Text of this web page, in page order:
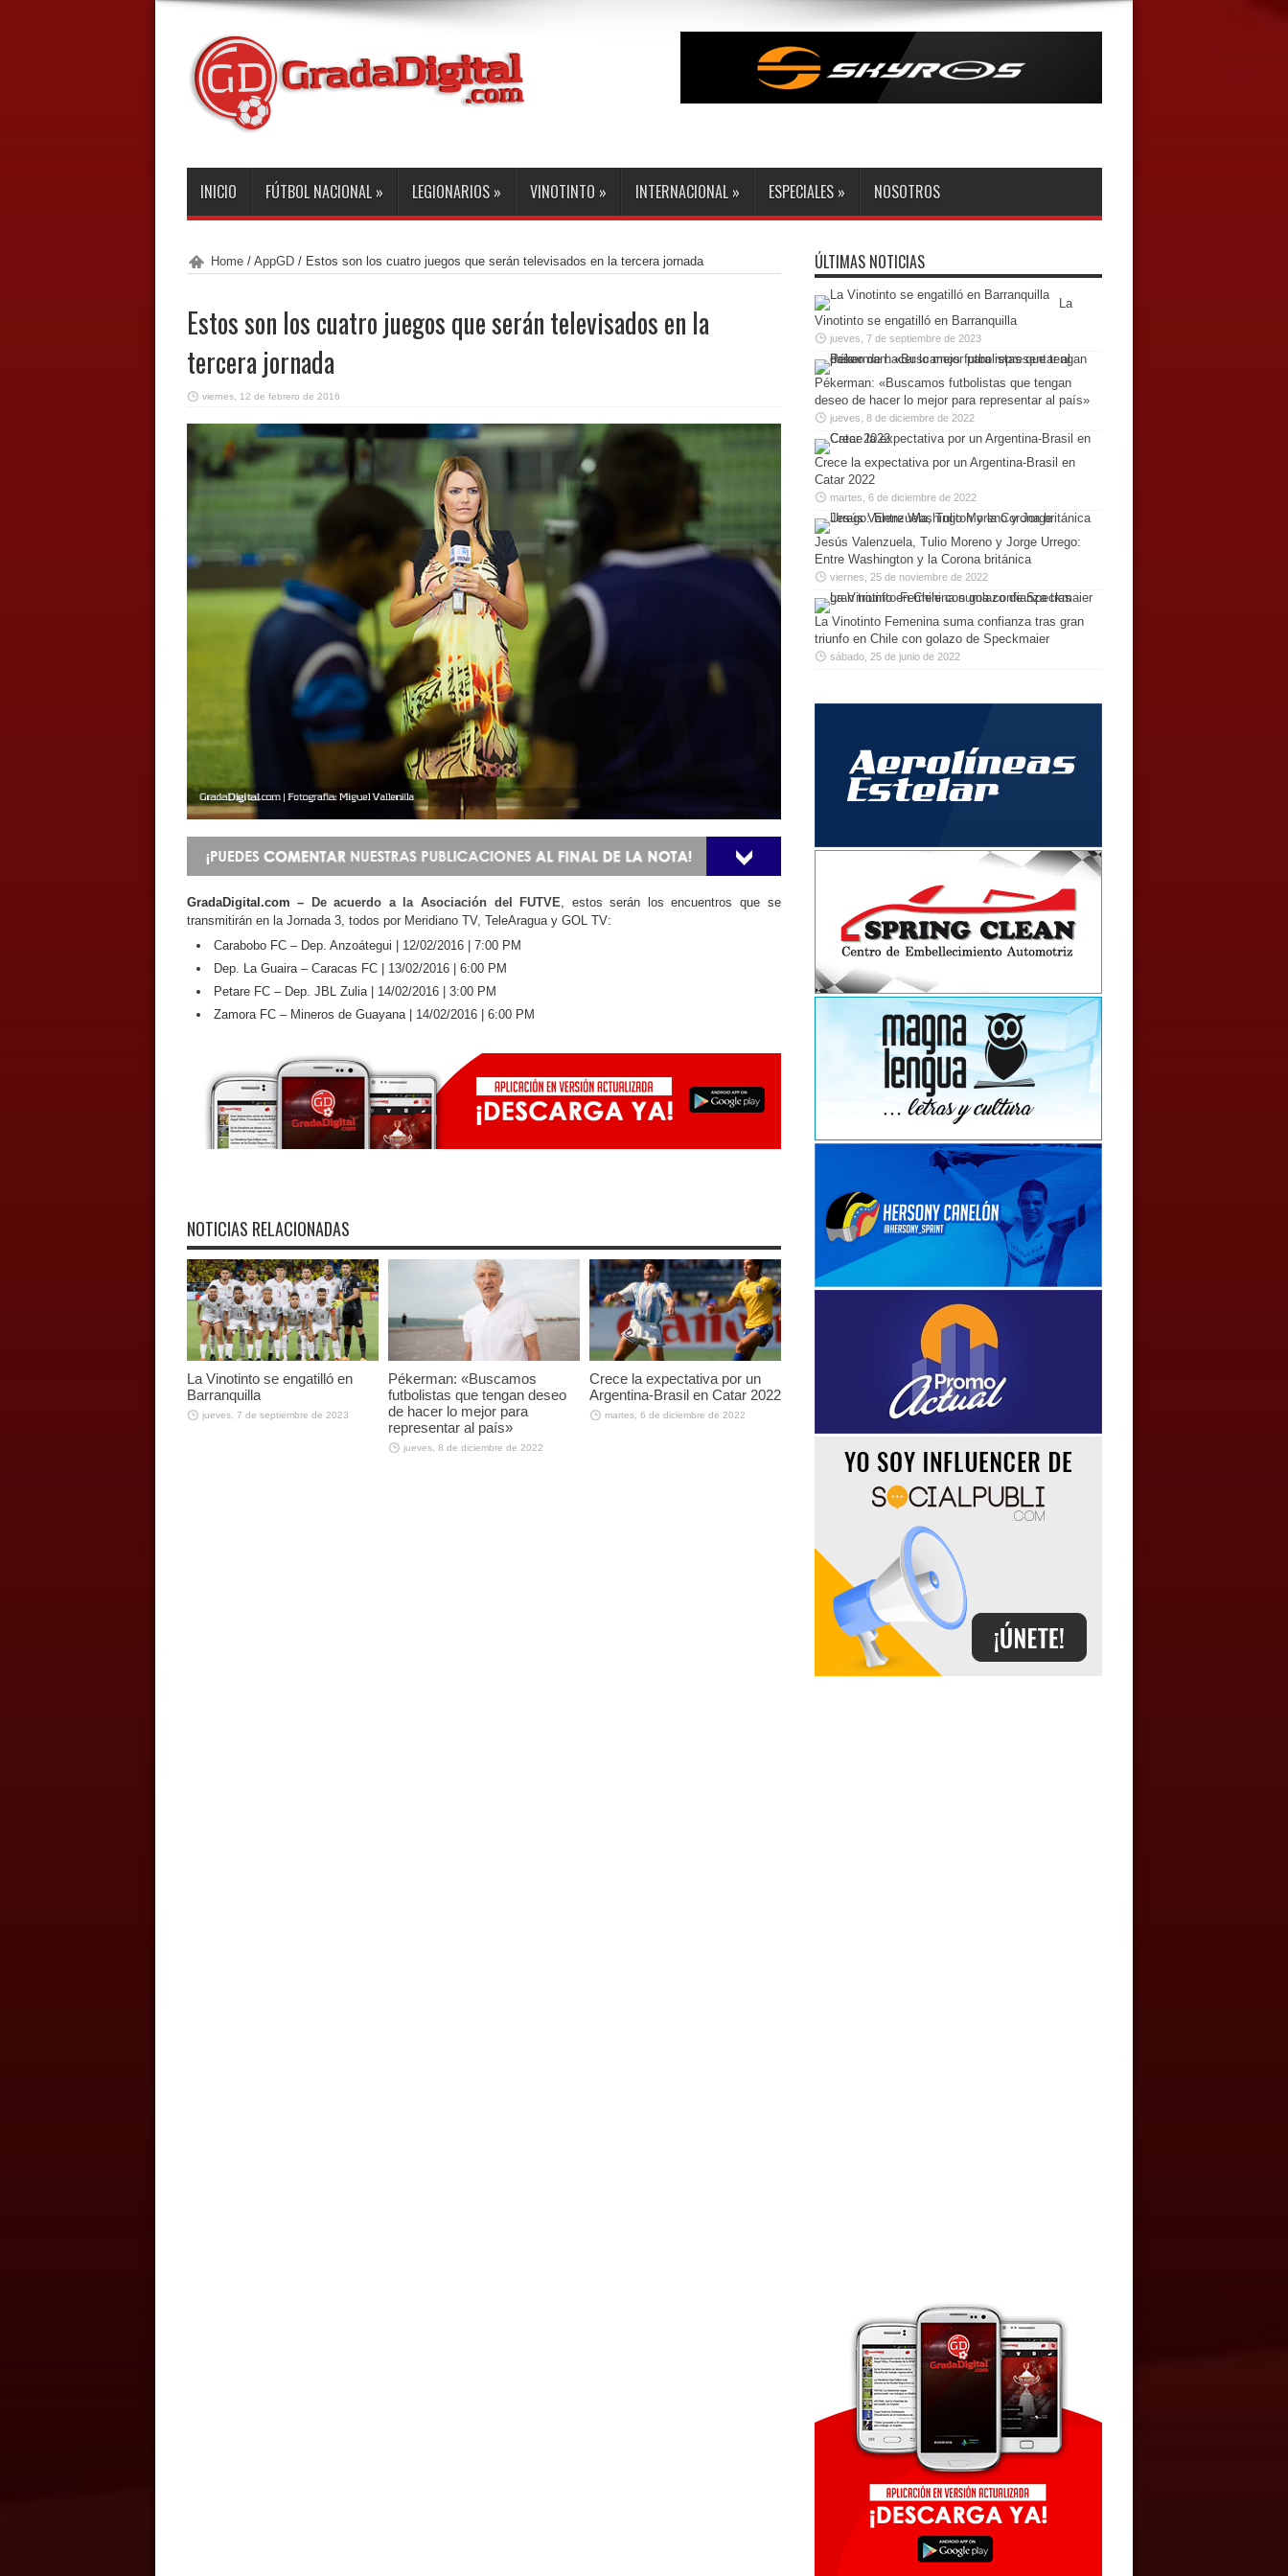
INICIO FÚTBOL NACIONAL » LEGIONARIOS » VINOTINTO » INTERNACIONAL » ESPECIALES » NOSOTROS
Home/ AppGD/ Estos son los cuatro juegos que serán televisados en la tercera jornada
Estos son los cuatro juegos que serán televisados en la
tercera jornada
viernes, 12 de febrero de 2016
GradaDigital.com – De acuerdo a la Asociación del FUTVE, estos serán los encuentros que se
transmitirán en la Jornada 3, todos por Meridiano TV, TeleAragua y GOL TV:
Carabobo FC – Dep. Anzoátegui | 12/02/2016 | 7:00 PM
Dep. La Guaira – Caracas FC | 13/02/2016 | 6:00 PM
Petare FC – Dep. JBL Zulia | 14/02/2016 | 3:00 PM
Zamora FC – Mineros de Guayana | 14/02/2016 | 6:00 PM
NOTICIAS RELACIONADAS
La Vinotinto se engatilló en
Barranquilla
jueves, 7 de septiembre de 2023
Pékerman: «Buscamos
futbolistas que tengan deseo
de hacer lo mejor para
representar al país»
jueves, 8 de diciembre de 2022
Crece la expectativa por un
Argentina-Brasil en Catar 2022
martes, 6 de diciembre de 2022
ÚLTIMAS NOTICIAS
La
Vinotinto se engatilló en Barranquilla
jueves, 7 de septiembre de 2023
Pékerman: «Buscamos futbolistas que tengan
deseo de hacer lo mejor para representar al país»
jueves, 8 de diciembre de 2022
Crece la expectativa por un Argentina-Brasil en
Catar 2022
martes, 6 de diciembre de 2022
Jesús Valenzuela, Tulio Moreno y Jorge Urrego:
Entre Washington y la Corona británica
viernes, 25 de noviembre de 2022
La Vinotinto Femenina suma confianza tras gran
triunfo en Chile con golazo de Speckmaier
sábado, 25 de junio de 2022